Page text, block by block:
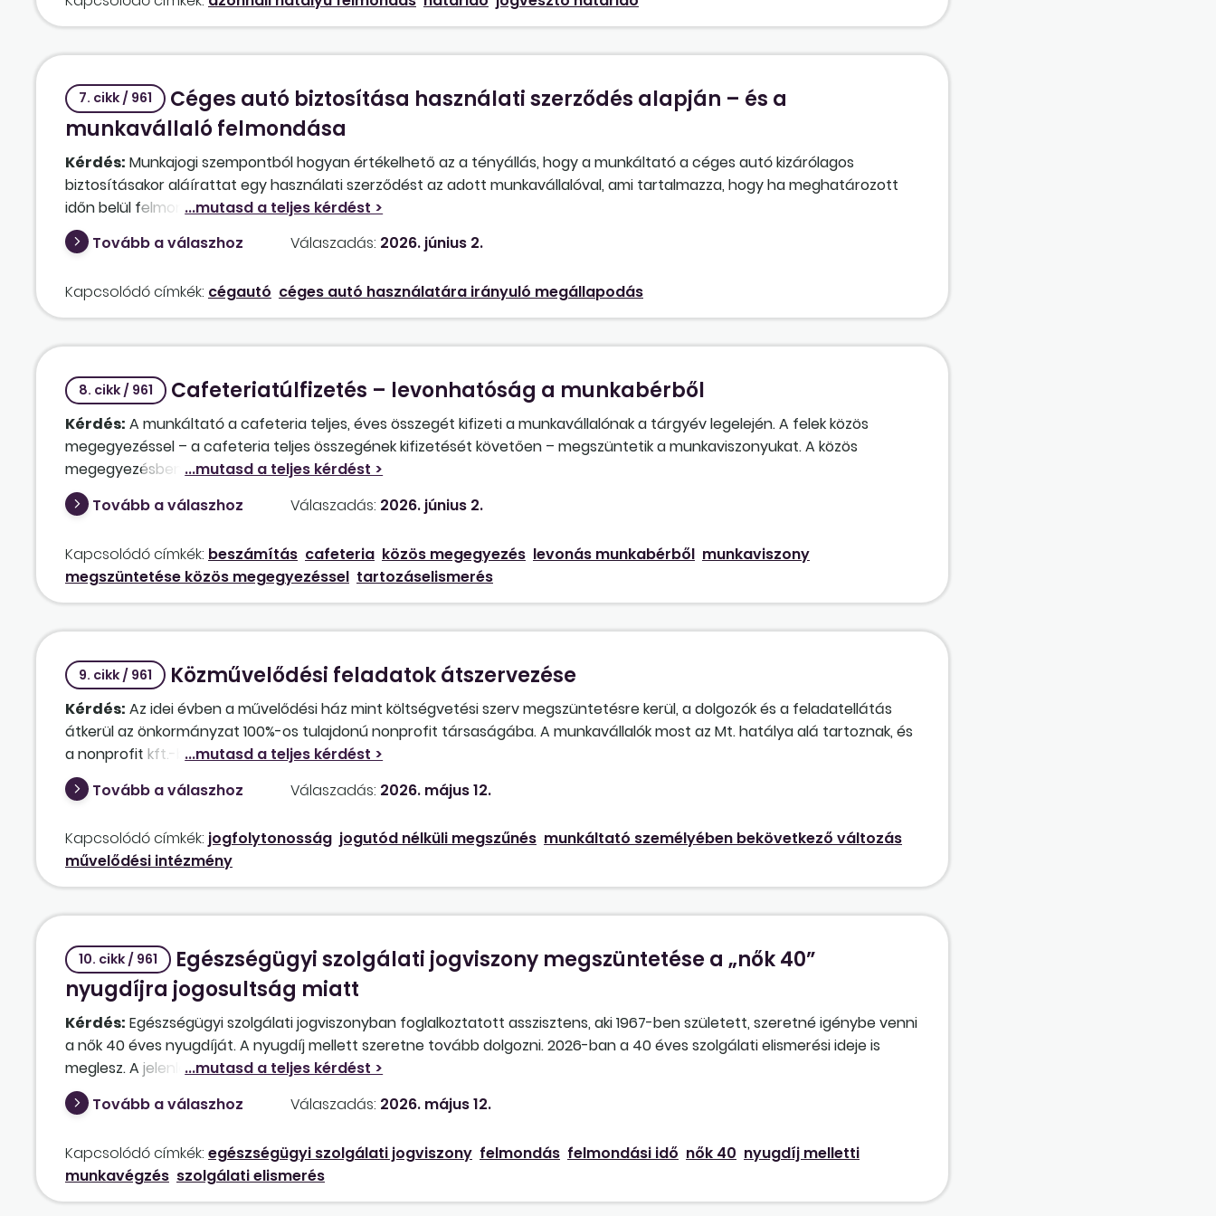
esetben a munkavállaló sikeresen támadhatja az azonnali hatályúfelmondást jogellenes munkaviszony-megszüntetés
jogcímén?
7. cikk / 961
Céges autó biztosítása használati szerződés alapján – és a
munkavállaló felmondása
Kérdés: Munkajogi szempontból hogyan értékelhető az a tényállás, hogy a munkáltató a céges autó kizárólagos
biztosításakor aláírattat egy használati szerződést az adott munkavállalóval, ami tartalmazza, hogy ha meghatározott
időn belül felmond, akkor köteles a futamidő fennmaradó részére eső bérleti díjat havonta megfizetni a munkáltatónak,
ami több százezer forintos költség is lehet? Megérzésünk szerint ez alapvetően korlátozza a munkavállaló
jogát (kvázi röghöz kötés), ami ilyen módon az Mt. által nem megengedett, vagy ebben az esetben csak szimplán
Tovább a válaszhoz Válaszadás: 2026. június 2.
Kapcsolódó címkék: cégautó céges autó használatára irányuló megállapodás
8. cikk / 961 Cafeteriatúlfizetés – levonhatóság a munkabérből
Kérdés: A munkáltató a cafeteria teljes, éves összegét kifizeti a munkavállalónak a tárgyév legelején. A felek közös
megegyezéssel – a cafeteria teljes összegének kifizetését követően – megszüntetik a munkaviszonyukat. A közös
megegyezésben a felek megállapodhatnak úgy, hogy a munkavállalónak a cafeteria időarányos összegét meghaladó
mértékét „vissza kell fizetnie” a munkáltatónak? Ha igen, akkor ez jogintézményt tekintve levonásnak, illetve polgári jogi
beszámításnak minősül, és alkalmazni kell a beszámításra vonatkozó polgári jogi szabályokat, annak ellenére, hogy ebben
Tovább a válaszhoz Válaszadás: 2026. június 2.
Kapcsolódó címkék: beszámítás cafeteria közös megegyezés levonás munkabérből munkaviszony
megszüntetése közös megegyezéssel tartozáselismerés
9. cikk / 961 Közművelődési feladatok átszervezése
Kérdés: Az idei évben a művelődési ház mint költségvetési szerv megszüntetésre kerül, a dolgozók és a feladatellátás
átkerül az önkormányzat 100%-os tulajdonú nonprofit társaságába. A munkavállalók most az Mt. hatálya alá tartoznak, és
a nonprofit kft.-ben is az Mt. hatálya alá fognak tartozni. Marad-e a jogfolytonosság? Ez esetben a munkaszerződésben
hogyan kell megjelennie, hogy védve legyen a dolgozó? Ha a jogfolytonosság nem lehetséges, milyen módon kell a
megszüntetést „lepapírozni”? Kell-e végkielégítést fizetni? Milyen tájékoztatási kötelezettsége van a jelenlegi és az új
Tovább a válaszhoz Válaszadás: 2026. május 12.
Kapcsolódó címkék: jogfolytonosság jogutód nélküli megszűnés munkáltató személyében bekövetkező változás
művelődési intézmény
10. cikk / 961
Egészségügyi szolgálati jogviszony megszüntetése a „nők 40”
nyugdíjra jogosultság miatt
Kérdés: Egészségügyi szolgálati jogviszonyban foglalkoztatott asszisztens, aki 1967-ben született, szeretné igénybe venni
a nők 40 éves nyugdíját. A nyugdíj mellett szeretne tovább dolgozni. 2026-ban a 40 éves szolgálati elismerési ideje is
meglesz. A jelenlegi foglalkoztatónál 2024. II. 26. naptól áll jogviszonyban. Milyen módon szüntethető meg a jogviszonya?
Mennyi felmentési idő jár a dolgozónak, és mikortól kell számolni? Fel kell menteni a munkavégzés alól a felmentési idő egy
részére? A megszűnés napjáig ki kell fizetni neki a 40 éves szolgálati elismerést? Amennyiben továbbra is dolgozik, a
Tovább a válaszhoz Válaszadás: 2026. május 12.
Kapcsolódó címkék: egészségügyi szolgálati jogviszony felmondás felmondási idő nők 40 nyugdíj melletti
munkavégzés szolgálati elismerés